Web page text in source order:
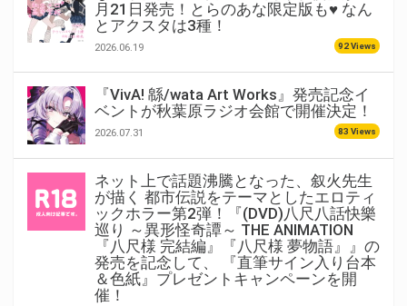
月21日発売！とらのあな限定版も♥ なん
とアクスタは3種！
2026.06.19 92 Views
『VivA! 緜/wata Art Works』発売記念イ
ベントが秋葉原ラジオ会館で開催決定！
2026.07.31 83 Views
ネット上で話題沸騰となった、叙火先生
が描く 都市伝説をテーマとしたエロティ
ックホラー第2弾！『(DVD)八尺八話快樂
巡り ～異形怪奇譚～ THE ANIMATION
『八尺様 完結編』『八尺様 夢物語』』の
発売を記念して、 『直筆サイン入り台本
＆色紙』プレゼントキャンペーンを開
催！